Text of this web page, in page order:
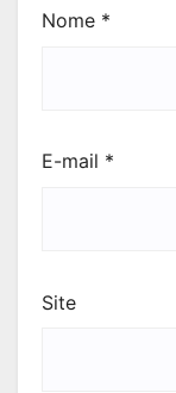
Nome *
E-mail *
Site